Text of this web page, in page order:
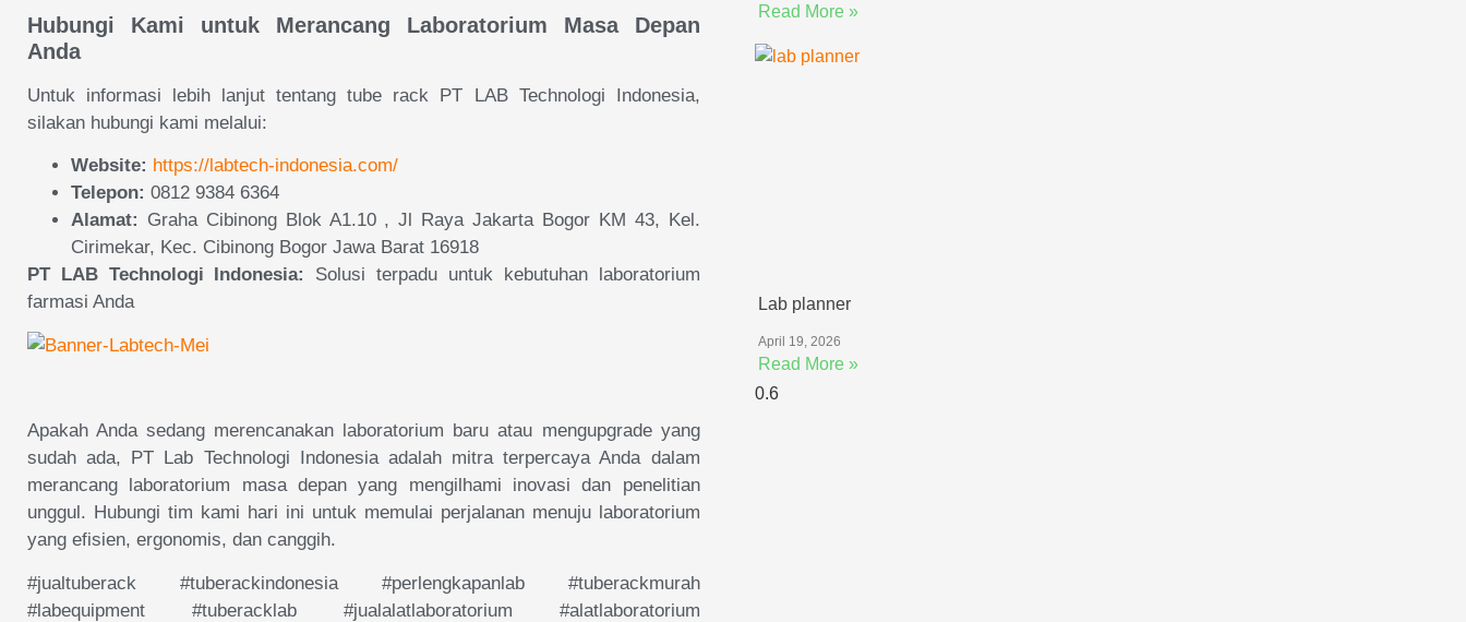
Hubungi Kami untuk Merancang Laboratorium Masa Depan
Anda
Untuk informasi lebih lanjut tentang tube rack PT LAB Technologi Indonesia,
silakan hubungi kami melalui:
Website: https://labtech-indonesia.com/
Telepon: 0812 9384 6364
Alamat: Graha Cibinong Blok A1.10 , Jl Raya Jakarta Bogor KM 43, Kel.
Cirimekar, Kec. Cibinong Bogor Jawa Barat 16918
PT LAB Technologi Indonesia:
Solusi terpadu untuk kebutuhan laboratorium
farmasi Anda
Apakah Anda sedang merencanakan laboratorium baru atau mengupgrade yang
sudah ada, PT Lab Technologi Indonesia adalah mitra terpercaya Anda dalam
merancang laboratorium masa depan yang mengilhami inovasi dan penelitian
unggul. Hubungi tim kami hari ini untuk memulai perjalanan menuju laboratorium
yang efisien, ergonomis, dan canggih.
#jualtuberack #tuberackindonesia #perlengkapanlab #tuberackmurah
#labequipment #tuberacklab #jualalatlaboratorium #alatlaboratorium
Read More »
Lab planner
April 19, 2026
Read More »